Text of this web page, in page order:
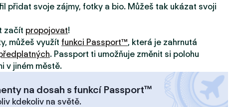
přidat svoje zájmy, fotky a bio. Můžeš tak ukázat svoji
začít propojovat!
můžeš využít funkci Passport™, která je zahrnutá
. Passport ti umožňuje změnit si polohu
v jiném městě.
na dosah s funkcí Passport™
kdekoliv na světě.